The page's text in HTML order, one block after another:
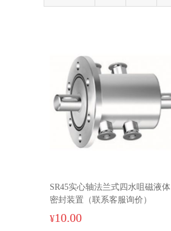
SR45实心轴法兰式四水咀磁液体
密封装置（联系客服询价）
¥10.00